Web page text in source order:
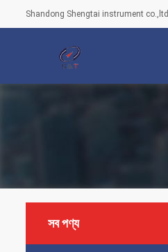
Shandong Shengtai instrument co.,ltd
সব পণ্য